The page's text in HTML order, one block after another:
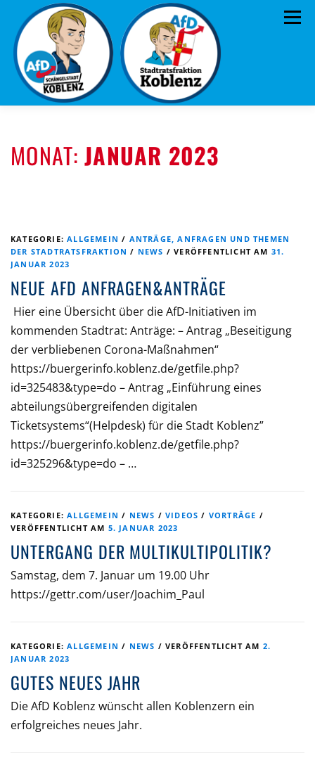
Inhalt
springen
Menü
TERMINE MITMACHEN! KONTAKT
MONAT: JANUAR 2023
KATEGORIE:ALLGEMEIN / ANTRÄGE, ANFRAGEN UND THEMEN
DER STADTRATSFRAKTION / NEWS /VERÖFFENTLICHT AM 31.
JANUAR 2023
NEUE AFD ANFRAGEN&ANTRÄGE
Hier eine Übersicht über die AfD-Initiativen im
kommenden Stadtrat: Anträge: – Antrag „Beseitigung
der verbliebenen Corona-Maßnahmen“
https://buergerinfo.koblenz.de/getfile.php?
id=325483&type=do – Antrag „Einführung eines
abteilungsübergreifenden digitalen
Ticketsystems“(Helpdesk) für die Stadt Koblenz”
https://buergerinfo.koblenz.de/getfile.php?
id=325296&type=do – …
KATEGORIE:ALLGEMEIN / NEWS /VIDEOS / VORTRÄGE /
VERÖFFENTLICHT AM 5. JANUAR 2023
UNTERGANG DER MULTIKULTIPOLITIK?
Samstag, dem 7. Januar um 19.00 Uhr
https://gettr.com/user/Joachim_Paul
KATEGORIE:ALLGEMEIN / NEWS /VERÖFFENTLICHT AM 2.
JANUAR 2023
GUTES NEUES JAHR
Die AfD Koblenz wünscht allen Koblenzern ein
erfolgreiches neues Jahr.